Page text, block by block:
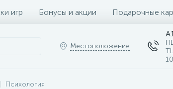
игр Бонусы и акции Подарочные
Местоположение
Психология